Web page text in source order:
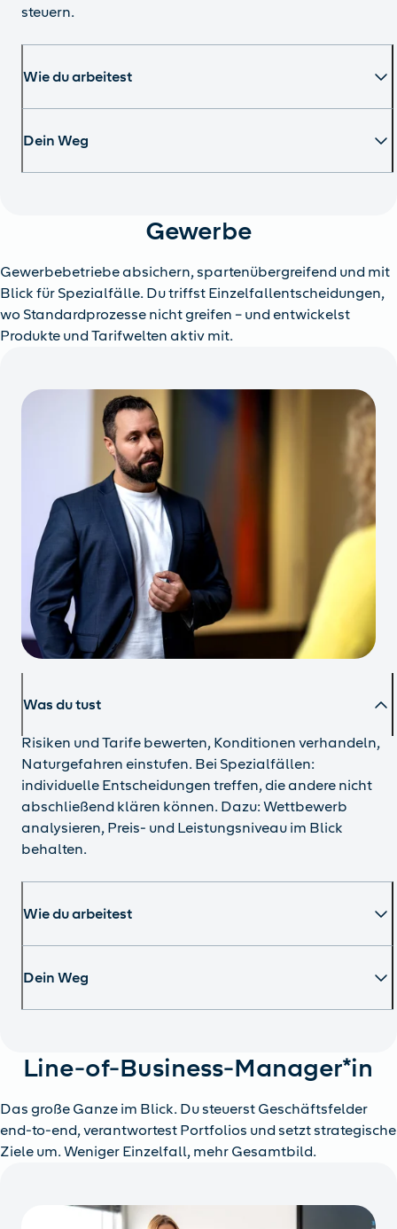
steuern.
Wie du arbeitest
Dein Weg
Gewerbe
Gewerbebetriebe absichern, spartenübergreifend und mit
Blick für Spezialfälle. Du triffst Einzelfallentscheidungen,
wo Standardprozesse nicht greifen – und entwickelst
Produkte und Tarifwelten aktiv mit.
Was du tust
Risiken und Tarife bewerten, Konditionen verhandeln,
Naturgefahren einstufen. Bei Spezialfällen:
individuelle Entscheidungen treffen, die andere nicht
abschließend klären können. Dazu: Wettbewerb
analysieren, Preis- und Leistungsniveau im Blick
behalten.
Wie du arbeitest
Dein Weg
Line-of-Business-Manager*in
Das große Ganze im Blick. Du steuerst Geschäftsfelder
end-to-end, verantwortest Portfolios und setzt strategische
Ziele um. Weniger Einzelfall, mehr Gesamtbild.